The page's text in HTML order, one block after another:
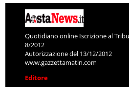
Quotidiano online Iscrizione al
8/2012
Autorizzazione del 13/12/2012
www.gazzettamatin.com
Editore